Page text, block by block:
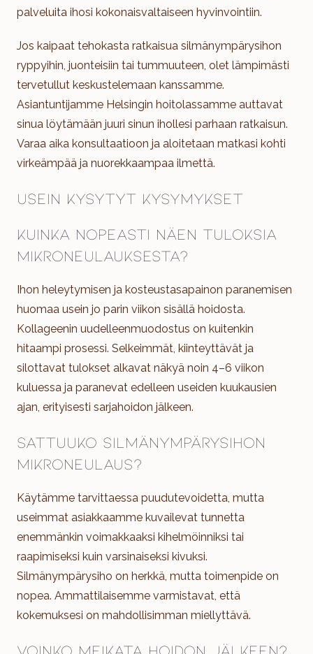
palveluita ihosi kokonaisvaltaiseen hyvinvointiin.
Jos kaipaat tehokasta ratkaisua silmänympärysihon
ryppyihin, juonteisiin tai tummuuteen, olet lämpimästi
tervetullut keskustelemaan kanssamme.
Asiantuntijamme Helsingin hoitolassamme auttavat
sinua löytämään juuri sinun ihollesi parhaan ratkaisun.
Varaa aika konsultaatioon ja aloitetaan matkasi kohti
virkeämpää ja nuorekkaampaa ilmettä.
Usein kysytyt kysymykset
Kuinka nopeasti näen tuloksia
mikroneulauksesta?
Ihon heleytymisen ja kosteustasapainon paranemisen
huomaa usein jo parin viikon sisällä hoidosta.
Kollageenin uudelleenmuodostus on kuitenkin
hitaampi prosessi. Selkeimmät, kiinteyttävät ja
silottavat tulokset alkavat näkyä noin 4–6 viikon
kuluessa ja paranevat edelleen useiden kuukausien
ajan, erityisesti sarjahoidon jälkeen.
Sattuuko silmänympärysihon
mikroneulaus?
Käytämme tarvittaessa puudutevoidetta, mutta
useimmat asiakkaamme kuvailevat tunnetta
enemmänkin voimakkaaksi kihelmöinniksi tai
raapimiseksi kuin varsinaiseksi kivuksi.
Silmänympärysiho on herkkä, mutta toimenpide on
nopea. Ammattilaisemme varmistavat, että
kokemuksesi on mahdollisimman miellyttävä.
Voinko meikata hoidon jälkeen?